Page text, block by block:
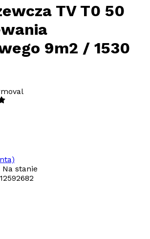
TV T0 50
9m2 / 1530
Na stanie